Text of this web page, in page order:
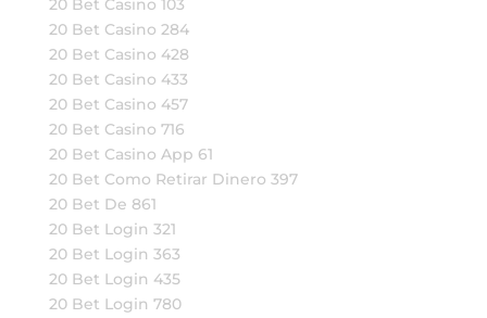
20 Bet Casino 103
20 Bet Casino 284
20 Bet Casino 428
20 Bet Casino 433
20 Bet Casino 457
20 Bet Casino 716
20 Bet Casino App 61
20 Bet Como Retirar Dinero 397
20 Bet De 861
20 Bet Login 321
20 Bet Login 363
20 Bet Login 435
20 Bet Login 780